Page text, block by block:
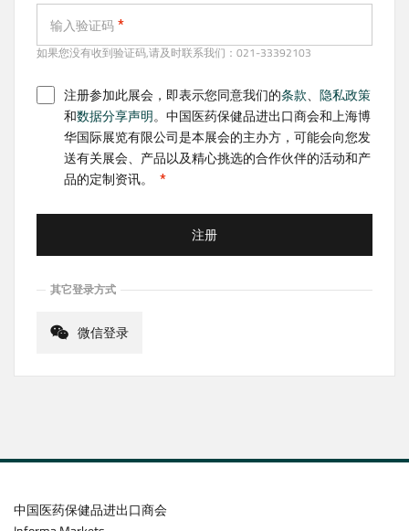
输入验证码
如果您没有收到验证码,请及时联系我们：021-33392103
注册参加此展会，即表示您同意我们的条款、 隐私政策
和数据分享声明。中国医药保健品进出口商会和上海博
华国际展览有限公司是本展会的主办方，可能会向您发
送有关展会、产品以及精心挑选的合作伙伴的活动和产
品的定制资讯。
注册
其它登录方式
微信登录
中国医药保健品进出口商会